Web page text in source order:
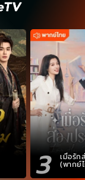
3 เมื่อรัก
(พากย์